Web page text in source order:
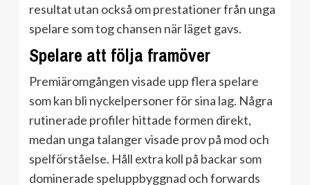
resultat utan också om prestationer från unga
spelare som tog chansen när läget gavs.
Spelare att följa framöver
Premiäromgången visade upp flera spelare
som kan bli nyckelpersoner för sina lag. Några
rutinerade profiler hittade formen direkt,
medan unga talanger visade prov på mod och
spelförståelse. Håll extra koll på backar som
dominerade speluppbyggnad och forwards